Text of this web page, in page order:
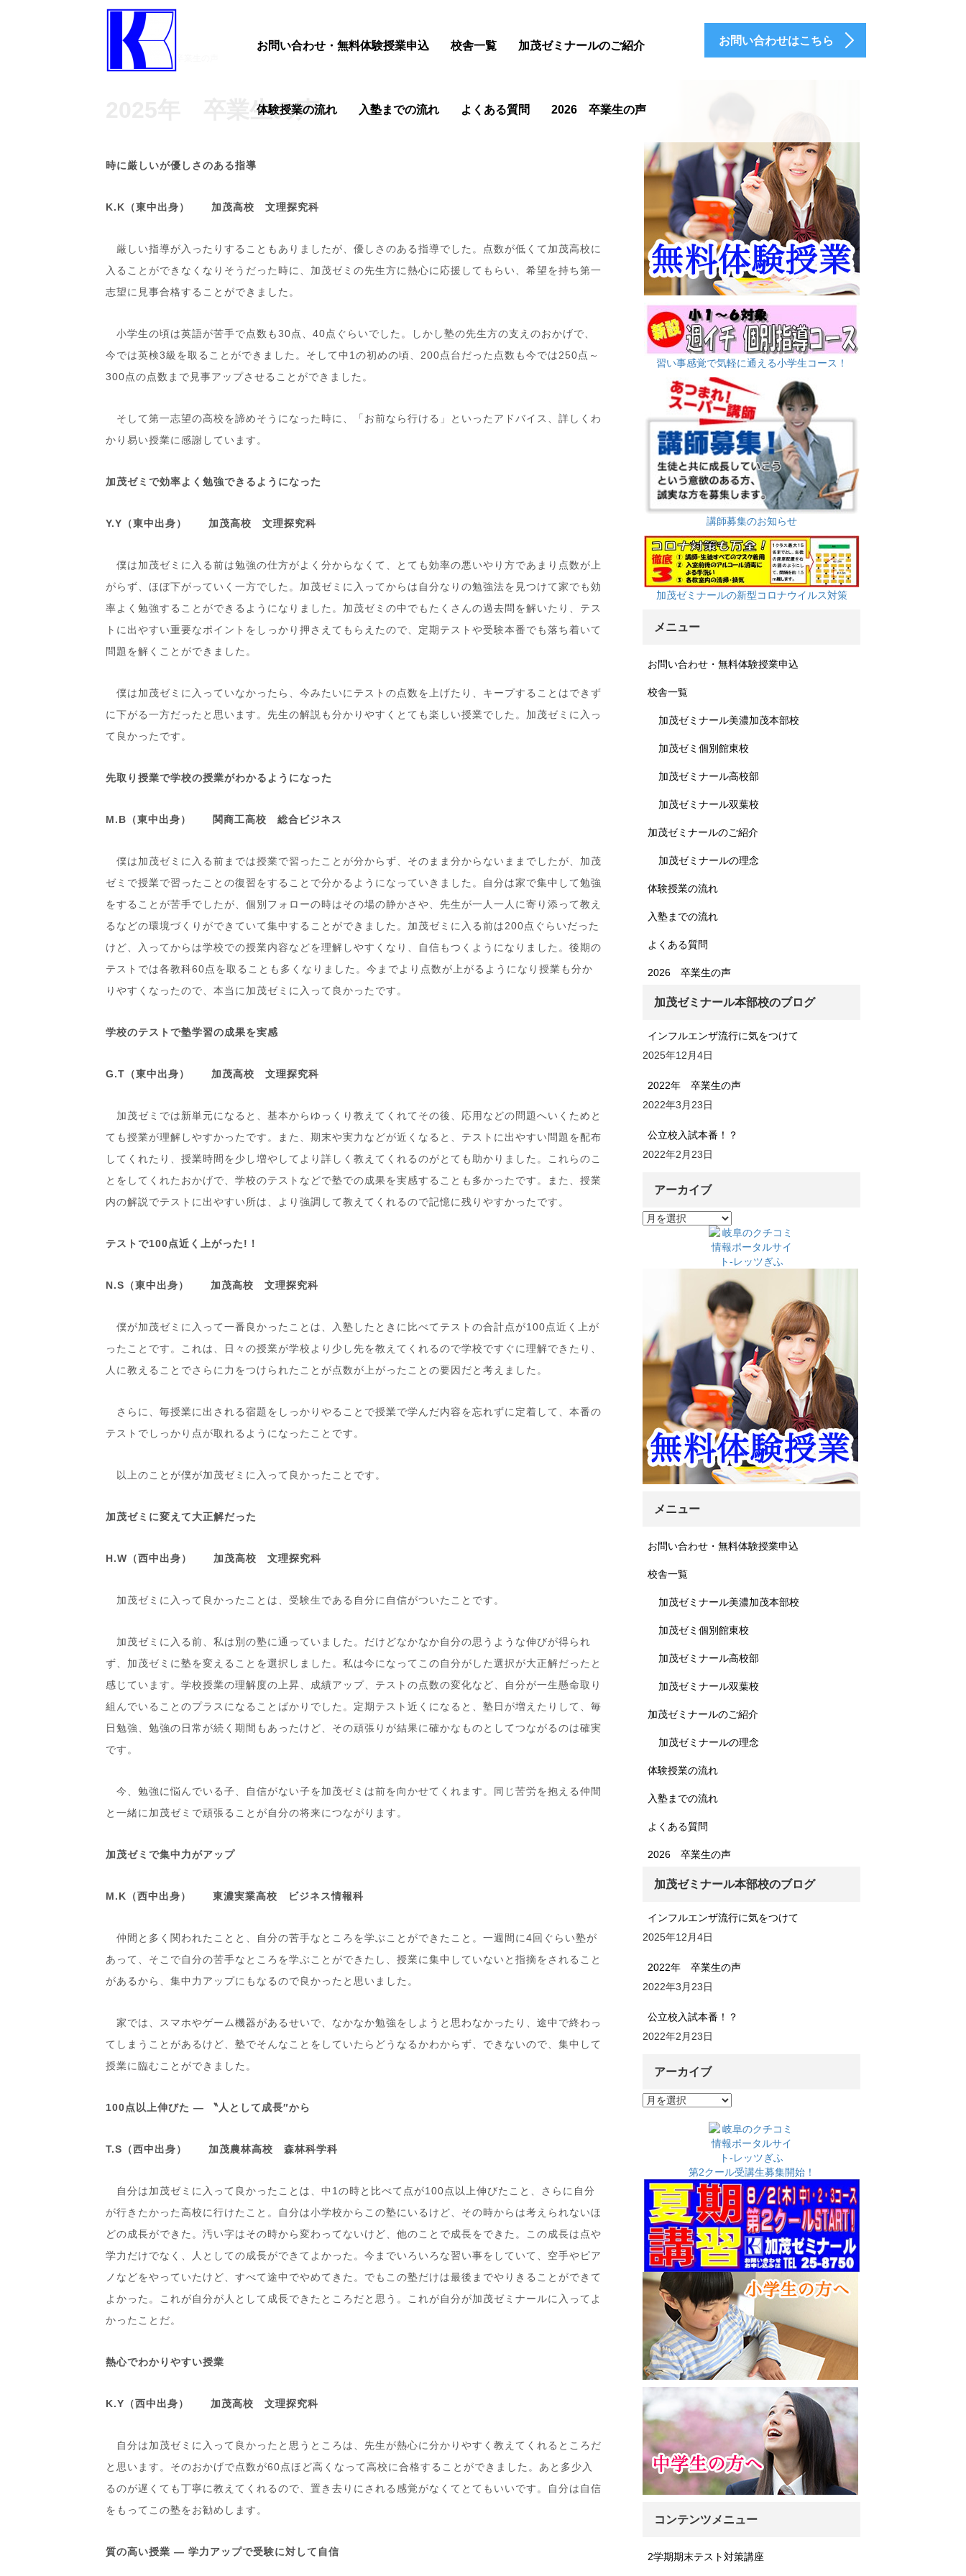
お問い合わせ・無料体験授業申込 校舎一覧 加茂ゼミナールのご紹介
体験授業の流れ 入塾までの流れ よくある質問 2026 卒業生の声
お問い合わせはこちら
ホーム 2025年 卒業生の声
2025年 卒業生の声
時に厳しいが優しさのある指導
K.K（東中出身） 加茂高校 文理探究科
厳しい指導が入ったりすることもありましたが、優しさのある指導でした。点数が低くて加茂高校に
入ることができなくなりそうだった時に、加茂ゼミの先生方に熱心に応援してもらい、希望を持ち第一
志望に見事合格することができました。
小学生の頃は英語が苦手で点数も30点、40点ぐらいでした。しかし塾の先生方の支えのおかげで、
今では英検3級を取ることができました。そして中1の初めの頃、200点台だった点数も今では250点～
300点の点数まで見事アップさせることができました。
そして第一志望の高校を諦めそうになった時に、「お前なら行ける」といったアドバイス、詳しくわ
かり易い授業に感謝しています。
加茂ゼミで効率よく勉強できるようになった
Y.Y（東中出身） 加茂高校 文理探究科
僕は加茂ゼミに入る前は勉強の仕方がよく分からなくて、とても効率の悪いやり方であまり点数が上
がらず、ほぼ下がっていく一方でした。加茂ゼミに入ってからは自分なりの勉強法を見つけて家でも効
率よく勉強することができるようになりました。加茂ゼミの中でもたくさんの過去問を解いたり、テス
トに出やすい重要なポイントをしっかり押さえてもらえたので、定期テストや受験本番でも落ち着いて
問題を解くことができました。
僕は加茂ゼミに入っていなかったら、今みたいにテストの点数を上げたり、キープすることはできず
に下がる一方だったと思います。先生の解説も分かりやすくとても楽しい授業でした。加茂ゼミに入っ
て良かったです。
先取り授業で学校の授業がわかるようになった
M.B（東中出身） 関商工高校 総合ビジネス
僕は加茂ゼミに入る前までは授業で習ったことが分からず、そのまま分からないままでしたが、加茂
ゼミで授業で習ったことの復習をすることで分かるようになっていきました。自分は家で集中して勉強
をすることが苦手でしたが、個別フォローの時はその場の静かさや、先生が一人一人に寄り添って教え
るなどの環境づくりができていて集中することができました。加茂ゼミに入る前は200点ぐらいだった
けど、入ってからは学校での授業内容などを理解しやすくなり、自信もつくようになりました。後期の
テストでは各教科60点を取ることも多くなりました。今までより点数が上がるようになり授業も分か
りやすくなったので、本当に加茂ゼミに入って良かったです。
学校のテストで塾学習の成果を実感
G.T（東中出身） 加茂高校 文理探究科
加茂ゼミでは新単元になると、基本からゆっくり教えてくれてその後、応用などの問題へいくためと
ても授業が理解しやすかったです。また、期末や実力などが近くなると、テストに出やすい問題を配布
してくれたり、授業時間を少し増やしてより詳しく教えてくれるのがとても助かりました。これらのこ
とをしてくれたおかげで、学校のテストなどで塾での成果を実感することも多かったです。また、授業
内の解説でテストに出やすい所は、より強調して教えてくれるので記憶に残りやすかったです。
テストで100点近く上がった!！
N.S（東中出身） 加茂高校 文理探究科
僕が加茂ゼミに入って一番良かったことは、入塾したときに比べてテストの合計点が100点近く上が
ったことです。これは、日々の授業が学校より少し先を教えてくれるので学校ですぐに理解できたり、
人に教えることでさらに力をつけられたことが点数が上がったことの要因だと考えました。
さらに、毎授業に出される宿題をしっかりやることで授業で学んだ内容を忘れずに定着して、本番の
テストでしっかり点が取れるようになったことです。
以上のことが僕が加茂ゼミに入って良かったことです。
加茂ゼミに変えて大正解だった
H.W（西中出身） 加茂高校 文理探究科
加茂ゼミに入って良かったことは、受験生である自分に自信がついたことです。
加茂ゼミに入る前、私は別の塾に通っていました。だけどなかなか自分の思うような伸びが得られ
ず、加茂ゼミに塾を変えることを選択しました。私は今になってこの自分がした選択が大正解だったと
感じています。学校授業の理解度の上昇、成績アップ、テストの点数の変化など、自分が一生懸命取り
組んでいることのプラスになることばかりでした。定期テスト近くになると、塾日が増えたりして、毎
日勉強、勉強の日常が続く期間もあったけど、その頑張りが結果に確かなものとしてつながるのは確実
です。
今、勉強に悩んでいる子、自信がない子を加茂ゼミは前を向かせてくれます。同じ苦労を抱える仲間
と一緒に加茂ゼミで頑張ることが自分の将来につながります。
加茂ゼミで集中力がアップ
M.K（西中出身） 東濃実業高校 ビジネス情報科
仲間と多く関われたことと、自分の苦手なところを学ぶことができたこと。一週間に4回ぐらい塾が
あって、そこで自分の苦手なところを学ぶことができたし、授業に集中していないと指摘をされること
があるから、集中力アップにもなるので良かったと思いました。
家では、スマホやゲーム機器があるせいで、なかなか勉強をしようと思わなかったり、途中で終わっ
てしまうことがあるけど、塾でそんなことをしていたらどうなるかわからず、できないので、集中して
授業に臨むことができました。
100点以上伸びた ― 〝人として成長″から
T.S（西中出身） 加茂農林高校 森林科学科
自分は加茂ゼミに入って良かったことは、中1の時と比べて点が100点以上伸びたこと、さらに自分
が行きたかった高校に行けたこと。自分は小学校からこの塾にいるけど、その時からは考えられないほ
どの成長ができた。汚い字はその時から変わってないけど、他のことで成長をできた。この成長は点や
学力だけでなく、人としての成長ができてよかった。今までいろいろな習い事をしていて、空手やピア
ノなどをやっていたけど、すべて途中でやめてきた。でもこの塾だけは最後までやりきることができて
よかった。これが自分が人として成長できたところだと思う。これが自分が加茂ゼミナールに入ってよ
かったことだ。
熱心でわかりやすい授業
K.Y（西中出身） 加茂高校 文理探究科
自分は加茂ゼミに入って良かったと思うところは、先生が熱心に分かりやすく教えてくれるところだ
と思います。そのおかげで点数が60点ほど高くなって高校に合格することができました。あと多少入
るのが遅くても丁寧に教えてくれるので、置き去りにされる感覚がなくてとてもいいです。自分は自信
をもってこの塾をお勧めします。
質の高い授業 ― 学力アップで受験に対して自信
習い事感覚で気軽に通える小学生コース！
講師募集のお知らせ
加茂ゼミナールの新型コロナウイルス対策
メニュー
お問い合わせ・無料体験授業申込
校舎一覧
加茂ゼミナール美濃加茂本部校
加茂ゼミ個別館東校
加茂ゼミナール高校部
加茂ゼミナール双葉校
加茂ゼミナールのご紹介
加茂ゼミナールの理念
体験授業の流れ
入塾までの流れ
よくある質問
2026 卒業生の声
加茂ゼミナール本部校のブログ
インフルエンザ流行に気をつけて
2025年12月4日
2022年 卒業生の声
2022年3月23日
公立校入試本番！？
2022年2月23日
アーカイブ
ア
メニュー
お問い合わせ・無料体験授業申込
校舎一覧
加茂ゼミナール美濃加茂本部校
加茂ゼミ個別館東校
加茂ゼミナール高校部
加茂ゼミナール双葉校
加茂ゼミナールのご紹介
加茂ゼミナールの理念
体験授業の流れ
入塾までの流れ
よくある質問
2026 卒業生の声
加茂ゼミナール本部校のブログ
インフルエンザ流行に気をつけて
2025年12月4日
2022年 卒業生の声
2022年3月23日
公立校入試本番！？
2022年2月23日
アーカイブ
ア
第2クール受講生募集開始！
コンテンツメニュー
2学期期末テスト対策講座